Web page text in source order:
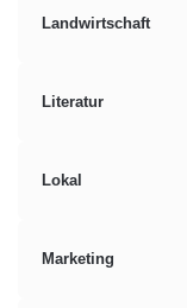
Landwirtschaft
Literatur
Lokal
Marketing